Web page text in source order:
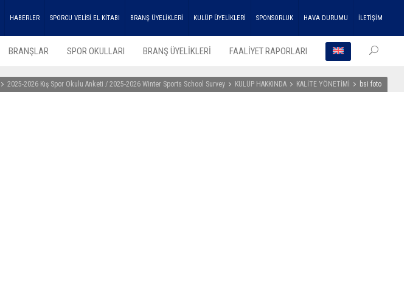
HABERLER SPORCU VELİSİ EL KİTABI BRANŞ ÜYELİKLERİ KULÜP ÜYELİKLERİ SPONSORLUK HAVA DURUMU İLETİŞİM
BRANŞLAR SPOR OKULLARI BRANŞ ÜYELİKLERİ FAALİYET RAPORLARI
2025-2026 Kış Spor Okulu Anketi / 2025-2026 Winter Sports School Survey KULÜP HAKKINDA KALİTE YÖNETİMİ bsi foto